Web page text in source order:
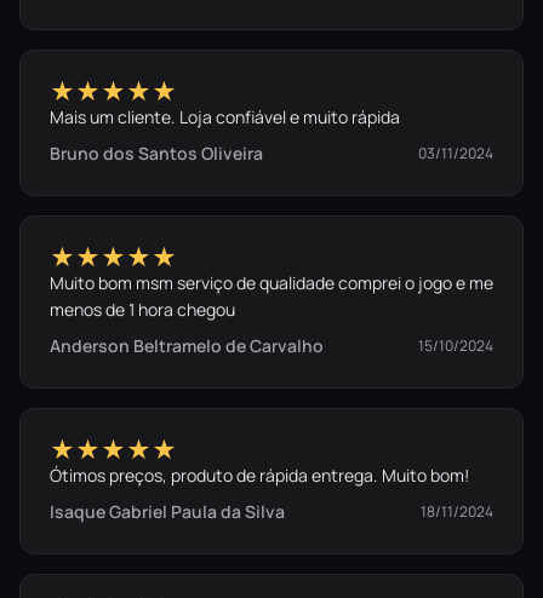
★★★★★
Mais um cliente. Loja confiável e muito rápida
Bruno dos Santos Oliveira
03/11/2024
★★★★★
Muito bom msm serviço de qualidade comprei o jogo e me
menos de 1 hora chegou
Anderson Beltramelo de Carvalho
15/10/2024
★★★★★
Ótimos preços, produto de rápida entrega. Muito bom!
Isaque Gabriel Paula da Silva
18/11/2024